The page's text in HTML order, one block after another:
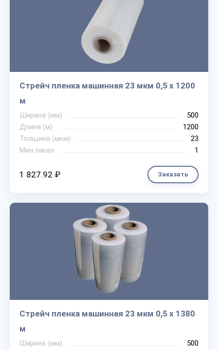
Стрейч пленка машинная 23 мкм 0,5 х 1200
м
Ширина (мм)
500
Длина (м)
1200
Толщина (мкм)
23
Мин.заказ
1
1 827.92 ₽ Заказать
Стрейч пленка машинная 23 мкм 0,5 х 1380
м
Ширина (мм)
500